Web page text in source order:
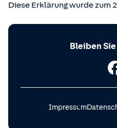
Diese Erklärung wurde zum
Bleiben
Impressum